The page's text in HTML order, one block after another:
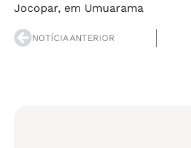
Jocopar, em Umuarama
NOTÍCIA ANTERIOR